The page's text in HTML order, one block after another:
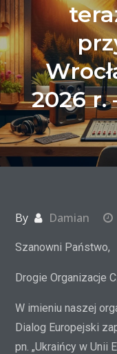
2026
By Damian
Szanowni Państwo,
Drogie Organizacje
W imieniu naszej
Dialog Europejski
pn. „Ukraińcy w Unii